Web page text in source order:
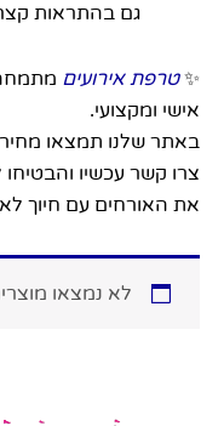
גם בהתראות
✨טרפת אירועים מתמחה
אישי ומקצועי.
באתר שלנו תמצאו
צרו קשר עכשיו
את האורחים עם חיוך
לא נמצאו